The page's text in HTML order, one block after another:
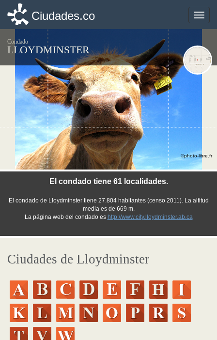
Toggle
Ciudades.co
Condado
LLOYDMINSTER
El condado tiene 61 localidades.
El condado de Lloydminster tiene 27.804 habitantes (censo 2011). La altitud
media es de 669 m.
La página web del condado es http://www.city.lloydminster.ab.ca
©photo-libre.fr
Ciudades de Lloydminster
Toggle
Ciudades.co